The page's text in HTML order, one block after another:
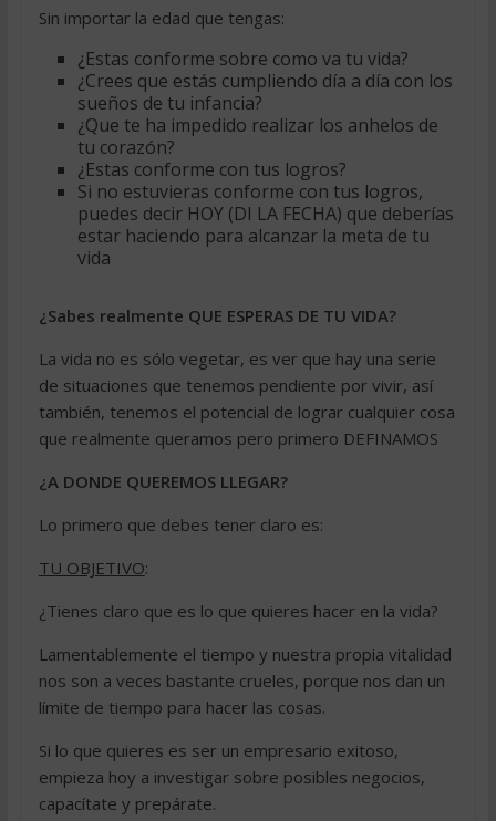
Sin importar la edad que tengas:
¿Estas conforme sobre como va tu vida?
¿Crees que estás cumpliendo día a día con los
sueños de tu infancia?
¿Que te ha impedido realizar los anhelos de
tu corazón?
¿Estas conforme con tus logros?
Si no estuvieras conforme con tus logros,
puedes decir HOY (DI LA FECHA) que deberías
estar haciendo para alcanzar la meta de tu
vida
¿Sabes realmente QUE ESPERAS DE TU VIDA?
La vida no es sólo vegetar, es ver que hay una serie
de situaciones que tenemos pendiente por vivir, así
también, tenemos el potencial de lograr cualquier cosa
que realmente queramos pero primero DEFINAMOS
¿A DONDE QUEREMOS LLEGAR?
Lo primero que debes tener claro es:
TU OBJETIVO:
¿Tienes claro que es lo que quieres hacer en la vida?
Lamentablemente el tiempo y nuestra propia vitalidad
nos son a veces bastante crueles, porque nos dan un
límite de tiempo para hacer las cosas.
Si lo que quieres es ser un empresario exitoso,
empieza hoy a investigar sobre posibles negocios,
capacítate y prepárate.